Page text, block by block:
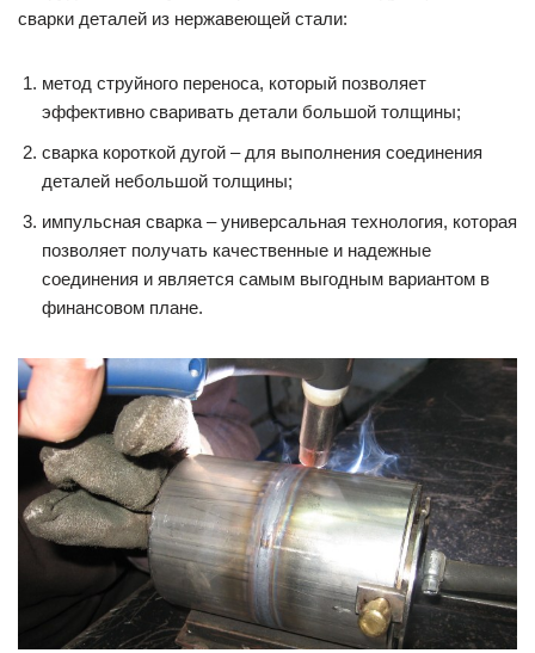
сварки деталей из нержавеющей стали:
метод струйного переноса, который позволяет
эффективно сваривать детали большой толщины;
сварка короткой дугой – для выполнения соединения
деталей небольшой толщины;
импульсная сварка – универсальная технология, которая
позволяет получать качественные и надежные
соединения и является самым выгодным вариантом в
финансовом плане.